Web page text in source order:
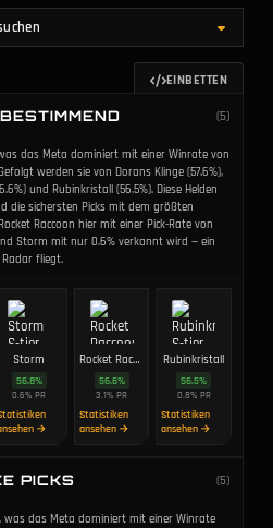
EINBETTEN
(5)
das Meta dominiert mit einer Winrate von
werden sie von Dorans Klinge (57.6%),
und Rubinkristall (56.5%). Diese Helden
die sichersten Picks mit dem größten
Raccoon hier mit einer Pick-Rate von
Storm mit nur 0.6% verkannt wird — ein
fliegt.
Storm
56.8%
0.6%PR
→
Rocket Raccoon
56.6%
3.1%PR
Statistiken
ansehen →
Rubinkristall
56.5%
0.8% PR
Statistiken
ansehen →
PICKS (5)
das Meta dominiert mit einer Winrate